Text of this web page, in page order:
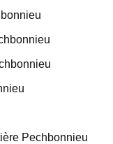
Pechbonnieu